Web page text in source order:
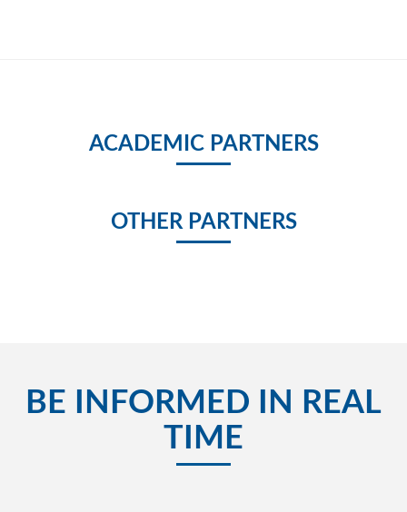
ACADEMIC PARTNERS
OTHER PARTNERS
BE INFORMED IN REAL
TIME